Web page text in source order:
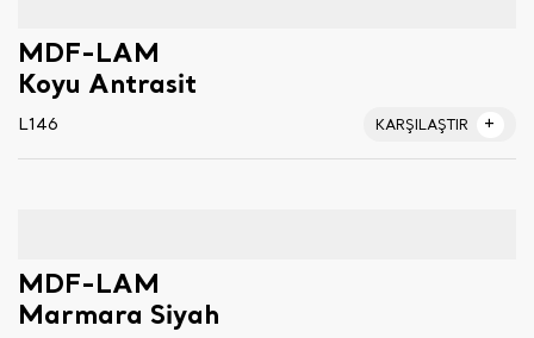
MDF-LAM
Koyu Antrasit
L146 KARŞILAŞTIR
MDF-LAM
Marmara Siyah